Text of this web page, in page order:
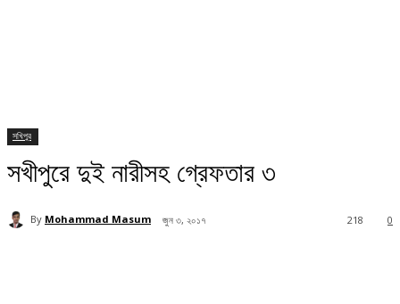
সখিপুর
সখীপুরে দুই নারীসহ গ্রেফতার ৩
By Mohammad Masum জুন ৩, ২০১৭ 0
218